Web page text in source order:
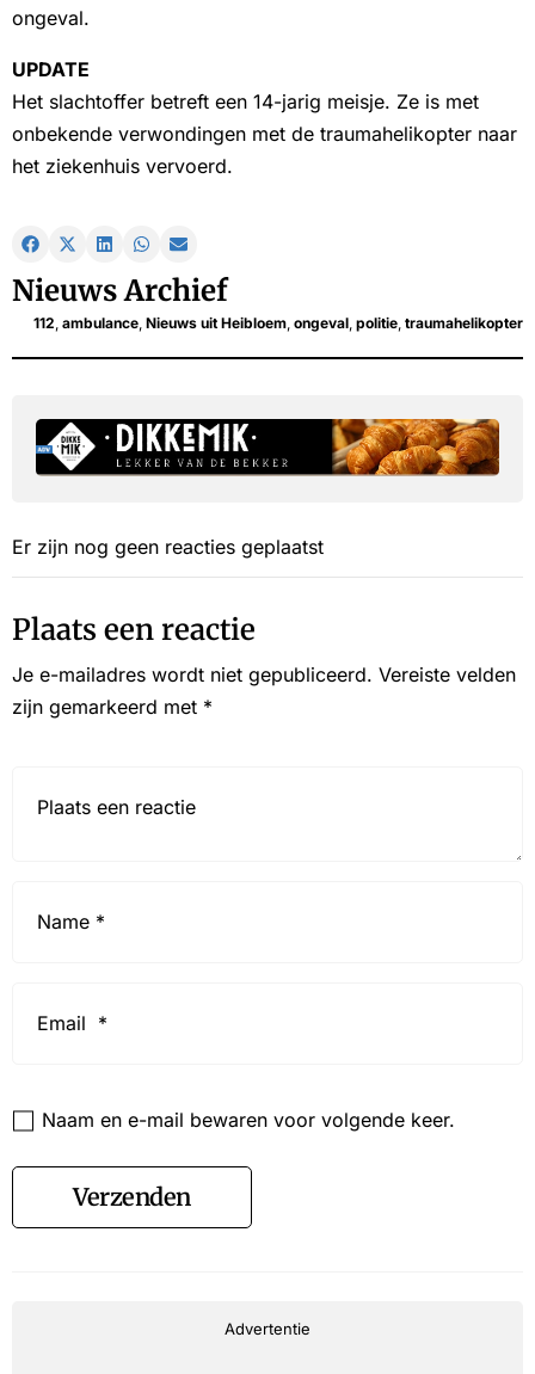
ongeval.
UPDATE
Het slachtoffer betreft een 14-jarig meisje. Ze is met
onbekende verwondingen met de traumahelikopter naar
het ziekenhuis vervoerd.
Nieuws Archief
112, ambulance, Nieuws uit Heibloem, ongeval, politie, traumahelikopter
Er zijn nog geen reacties geplaatst
Plaats een reactie
Je e-mailadres wordt niet gepubliceerd. Vereiste velden
zijn gemarkeerd met *
Naam en e-mail bewaren voor volgende keer.
Verzenden
Advertentie